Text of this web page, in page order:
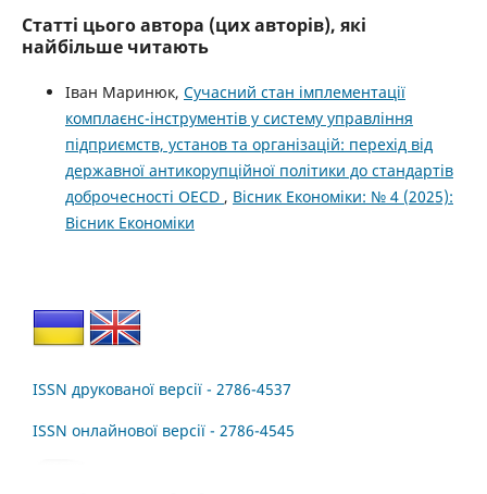
Статті цього автора (цих авторів), які
найбільше читають
Іван Маринюк, Сучасний стан імплементації
комплаєнс-інструментів у систему управління
підприємств, установ та організацій: перехід від
державної антикорупційної політики до стандартів
доброчесності OECD , Вісник Економіки: № 4 (2025):
Вісник Економіки
ISSN друкованої версії - 2786-4537
ISSN онлайнової версії - 2786-4545